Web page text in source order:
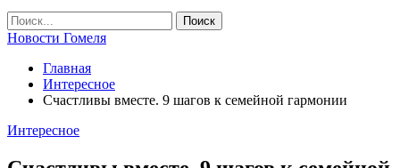
Новости Гомеля
Главная
Интересное
Cчастливы вместе. 9 шагов к семейной гармонии
Интересное